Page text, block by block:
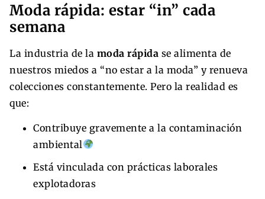
Moda rápida: estar “in” cada
semana
La industria de la moda rápida se alimenta de
nuestros miedos a “no estar a la moda” y renueva
colecciones constantemente. Pero la realidad es
que:
Contribuye gravemente a la contaminación
ambiental
Está vinculada con prácticas laborales
explotadoras